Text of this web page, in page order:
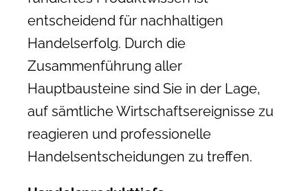
entscheidend für nachhaltigen
Handelserfolg. Durch die
Zusammenführung aller
Hauptbausteine sind Sie in der Lage,
auf sämtliche Wirtschaftsereignisse zu
reagieren und professionelle
Handelsentscheidungen zu treffen.